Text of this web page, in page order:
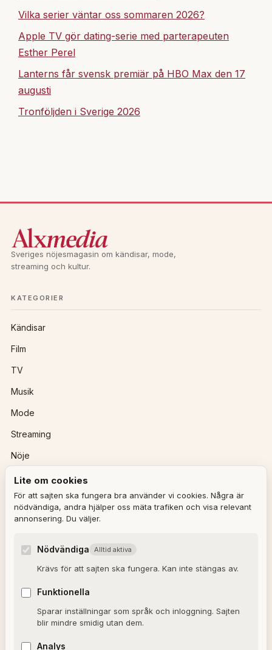
Vilka serier väntar oss sommaren 2026?
Apple TV gör dating-serie med parterapeuten
Esther Perel
Lanterns får svensk premiär på HBO Max den 17
augusti
Tronföljden i Sverige 2026
Sveriges nöjesmagasin om kändisar, mode,
streaming och kultur.
KATEGORIER
Kändisar
Film
TV
Musik
Mode
Streaming
Nöje
Ulla Granqvist
Lite om cookies
För att sajten ska fungera bra använder vi cookies. Några är
nödvändiga, andra hjälper oss mäta trafiken och visa relevant
annonsering. Du väljer.
Nödvändiga Alltid aktiva
Krävs för att sajten ska fungera. Kan inte stängas av.
Funktionella
Sparar inställningar som språk och inloggning. Sajten
blir mindre smidig utan dem.
Analys